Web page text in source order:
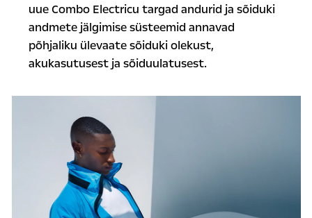
uue Combo Electricu targad andurid ja sõiduki
andmete jälgimise süsteemid annavad
põhjaliku ülevaate sõiduki olekust,
akukasutusest ja sõiduulatusest.